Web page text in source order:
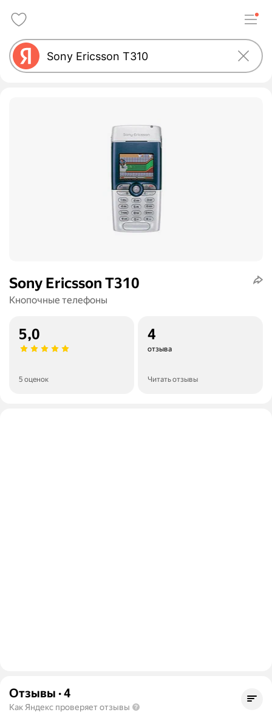
Sony Ericsson T310
Кнопочные телефоны
5,0
5 оценок
4
отзыва
Читать отзывы
Отзывы ·4
Как Яндекс проверяет отзывы